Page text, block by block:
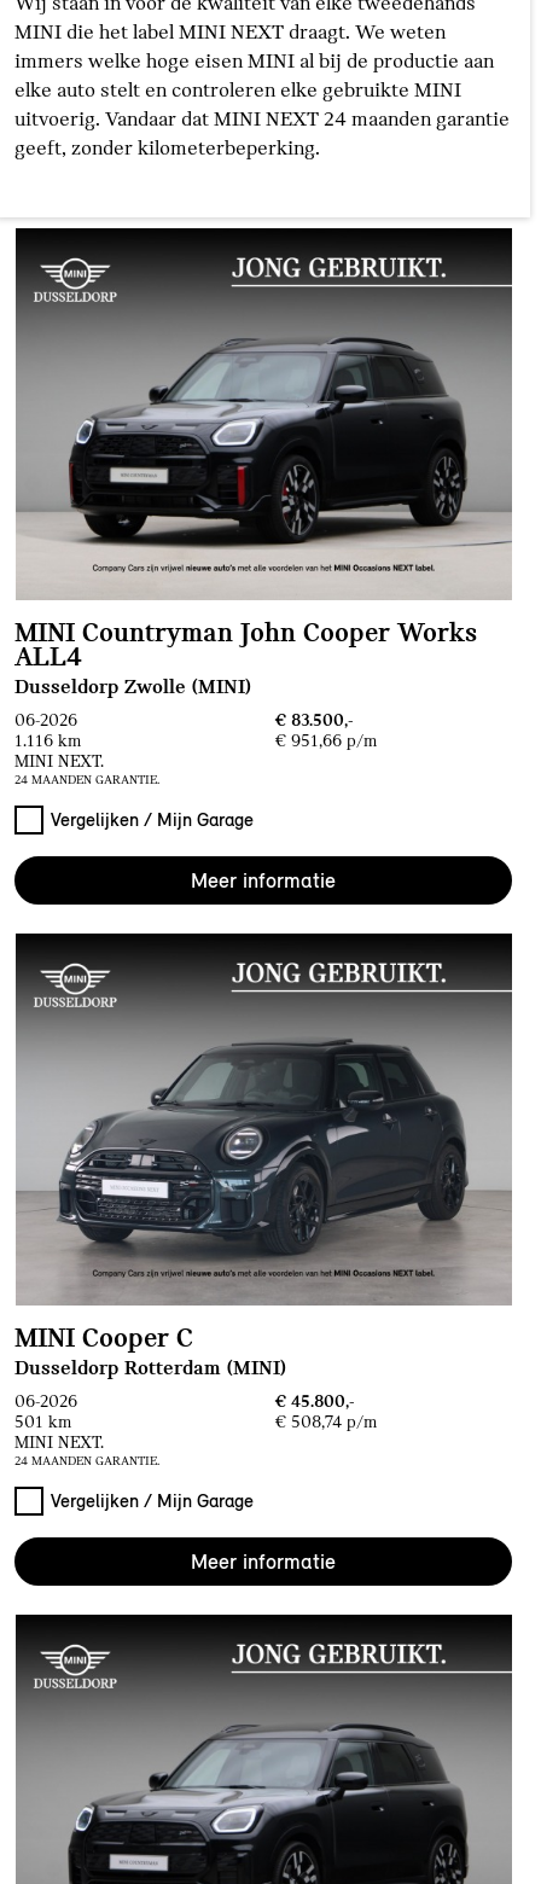
MINI die het label MINI NEXT draagt. We weten
immers welke hoge eisen MINI al bij de productie aan
elke auto stelt en controleren elke gebruikte MINI
uitvoerig. Vandaar dat MINI NEXT 24 maanden garantie
geeft, zonder kilometerbeperking.
MINI Countryman John Cooper Works
ALL4
Dusseldorp Zwolle (MINI)
06-2026
€ 83.500,-
1.116 km
€ 951,66 p/m
MINI NEXT.
24 MAANDEN GARANTIE.
Vergelijken / Mijn Garage
Meer informatie
MINI Cooper C
Dusseldorp Rotterdam (MINI)
06-2026
€ 45.800,-
501 km
€ 508,74 p/m
MINI NEXT.
24 MAANDEN GARANTIE.
Vergelijken / Mijn Garage
Meer informatie